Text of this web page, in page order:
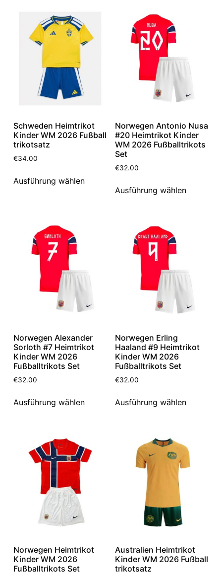
Schweden Heimtrikot
Kinder WM 2026 Fußball
trikotsatz
€34.00
Ausführung wählen
Norwegen Antonio Nusa
#20 Heimtrikot Kinder
WM 2026 Fußballtrikots
Set
€32.00
Ausführung wählen
Norwegen Alexander
Sorloth #7 Heimtrikot
Kinder WM 2026
Fußballtrikots Set
€32.00
Ausführung wählen
Norwegen Erling
Haaland #9 Heimtrikot
Kinder WM 2026
Fußballtrikots Set
€32.00
Ausführung wählen
Norwegen Heimtrikot
Kinder WM 2026
Fußballtrikots Set
Australien Heimtrikot
Kinder WM 2026 Fußball
trikotsatz